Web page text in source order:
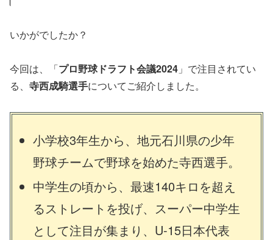
いかがでしたか？
今回は、「プロ野球ドラフト会議2024 」で注目されてい
る、 寺西成騎選手についてご紹介しました。
小学校3年生から、地元石川県の少年
野球チームで野球を始めた寺西選手。
中学生の頃から、最速140キロを超え
るストレートを投げ、スーパー中学生
として注目が集まり、U-15日本代表